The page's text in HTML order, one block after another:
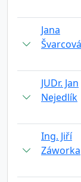
Jana
Švarcová
JUDr. Jan
Nejedlík
Ing. Jiří
Záworka